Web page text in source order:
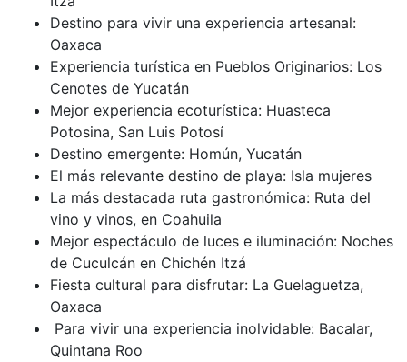
Destino para vivir una experiencia artesanal:
Oaxaca
Experiencia turística en Pueblos Originarios: Los
Cenotes de Yucatán
Mejor experiencia ecoturística: Huasteca
Potosina, San Luis Potosí
Destino emergente: Homún, Yucatán
El más relevante destino de playa: Isla mujeres
La más destacada ruta gastronómica: Ruta del
vino y vinos, en Coahuila
Mejor espectáculo de luces e iluminación: Noches
de Cuculcán en Chichén Itzá
Fiesta cultural para disfrutar: La Guelaguetza,
Oaxaca
Para vivir una experiencia inolvidable: Bacalar,
Quintana Roo